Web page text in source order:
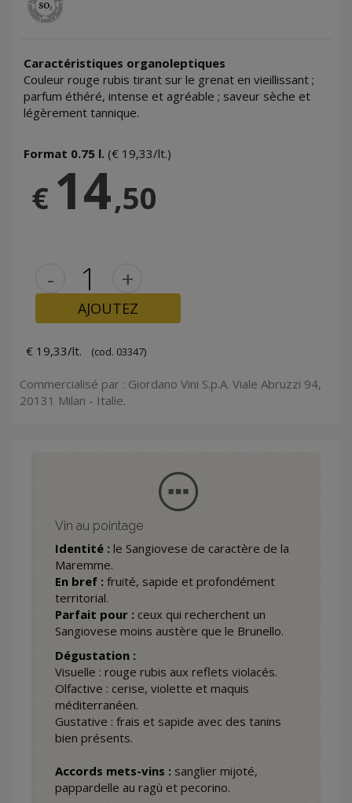
Caractéristiques organoleptiques
Couleur rouge rubis tirant sur le grenat en vieillissant ;
parfum éthéré, intense et agréable ; saveur sèche et
légèrement tannique.
Format 0.75 l. (€ 19,33/lt.)
€ 14,50
- +
AJOUTEZ
€ 19,33/lt. (cod. 03347)
Commercialisé par : Giordano Vini S.p.A. Viale Abruzzi 94,
20131 Milan - Italie.
Vin au pointage
Identité : le Sangiovese de caractère de la
Maremme.
En bref : fruité, sapide et profondément
territorial.
Parfait pour : ceux qui recherchent un
Sangiovese moins austère que le Brunello.
Dégustation :
Visuelle : rouge rubis aux reflets violacés.
Olfactive : cerise, violette et maquis
méditerranéen.
Gustative : frais et sapide avec des tanins
bien présents.
Accords mets-vins : sanglier mijoté,
pappardelle au ragù et pecorino.